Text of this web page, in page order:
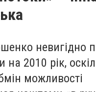
невигідно
на 2010 рік,
можливості